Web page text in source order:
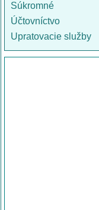
Súkromné
Účtovníctvo
Upratovacie služby